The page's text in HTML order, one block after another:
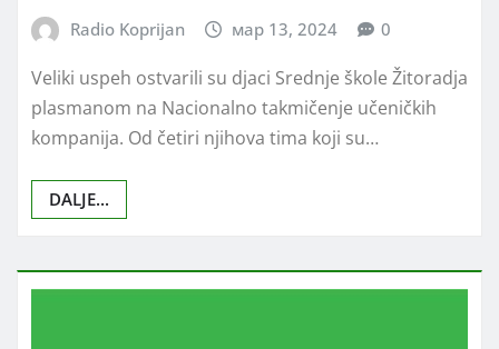
Radio Koprijan мар 13, 2024 0
Veliki uspeh ostvarili su djaci Srednje škole Žitoradja
plasmanom na Nacionalno takmičenje učeničkih
kompanija. Od četiri njihova tima koji su…
DALJE...